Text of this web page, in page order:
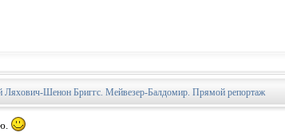
Шенон Бриггс. Мейвезер-Балдомир. Прямой репортаж